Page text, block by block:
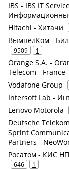
IBS - IBS IT
Hitachi - Хитачи
ВымпелКом -
9509 1
Orange S.A. -
Telecom - France
Vodafone Group
Intersoft Lab -
Lenovo Motorola
Deutsche
Sprint
Partners -
Росатом - КИС
646 1